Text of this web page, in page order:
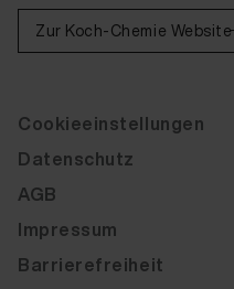
Zur Koch-Chemie Website
Cookieeinstellungen
Datenschutz
AGB
Impressum
Barrierefreiheit